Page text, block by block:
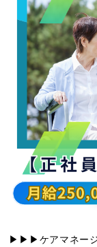
▶▶▶ケアマネー